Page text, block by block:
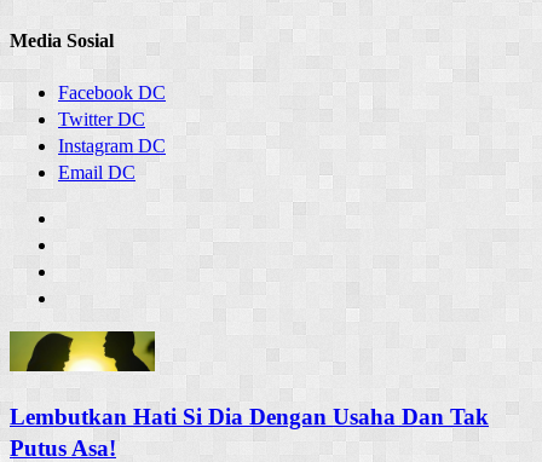
Media Sosial
Facebook DC
Twitter DC
Instagram DC
Email DC
Lembutkan Hati Si Dia Dengan Usaha Dan Tak
Putus Asa!